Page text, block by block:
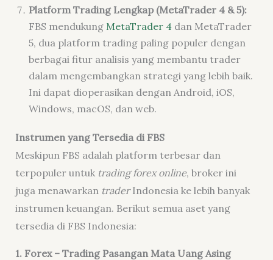
Platform Trading Lengkap (MetaTrader 4 & 5):
FBS mendukung MetaTrader 4dan MetaTrader
5, dua platform trading paling populer dengan
berbagai fitur analisis yang membantu trader
dalam mengembangkan strategi yang lebih baik.
Ini dapat dioperasikan dengan Android, iOS,
Windows, macOS, dan web.
Instrumen yang Tersedia di FBS
Meskipun FBS adalah platform terbesar dan
terpopuler untuk trading forex online, broker ini
juga menawarkan traderIndonesia ke lebih banyak
instrumen keuangan. Berikut semua aset yang
tersedia di FBS Indonesia:
1. Forex – Trading Pasangan Mata UangAsing